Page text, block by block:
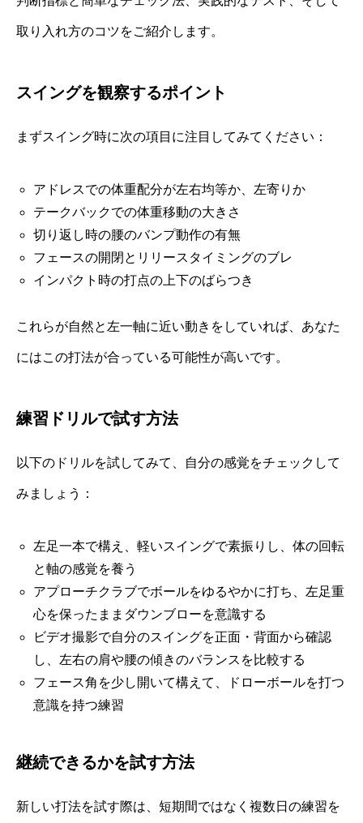
取り入れ方のコツをご紹介します。
スイングを観察するポイント
まずスイング時に次の項目に注目してみてください：
アドレスでの体重配分が左右均等か、左寄りか
テークバックでの体重移動の大きさ
切り返し時の腰のバンプ動作の有無
フェースの開閉とリリースタイミングのブレ
インパクト時の打点の上下のばらつき
これらが自然と左一軸に近い動きをしていれば、あなた
にはこの打法が合っている可能性が高いです。
練習ドリルで試す方法
以下のドリルを試してみて、自分の感覚をチェックして
みましょう：
左足一本で構え、軽いスイングで素振りし、体の回転
と軸の感覚を養う
アプローチクラブでボールをゆるやかに打ち、左足重
心を保ったままダウンブローを意識する
ビデオ撮影で自分のスイングを正面・背面から確認
し、左右の肩や腰の傾きのバランスを比較する
フェース角を少し開いて構えて、ドローボールを打つ
意識を持つ練習
継続できるかを試す方法
新しい打法を試す際は、短期間ではなく複数日の練習を